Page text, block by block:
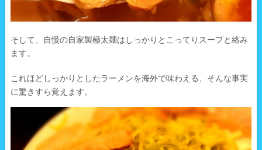
そして、自慢の自家製極太麺はしっかりとこってりスープと絡み
ます。
これほどしっかりとしたラーメンを海外で味わえる、そんな事実
に驚きすら覚えます。